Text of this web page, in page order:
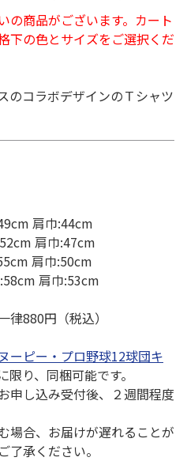
の商品がございます。カート
下の色とサイズをご選択くだ
のコラボデザインのＴシャツ
肩巾:44cm
肩巾:47cm
肩巾:50cm
肩巾:53cm
880円（税込）
ヌーピー・プロ野球12球団キ
限り、同梱可能です。
し込み受付後、２週間程度
場合、お届けが遅れることが
了承ください。